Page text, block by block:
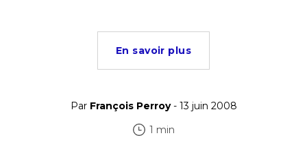
En savoir plus
Par François Perroy- 13 juin 2008
1 min